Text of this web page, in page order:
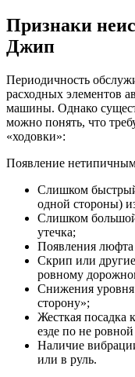
Признаки
Джип
Периодичность
расходных элементов
машины. Однако
можно понять, что
«ходовки»:
Появление
Слишком
одной стороны)
Слишком
утечка;
Появления люфта
Скрип или
ровному
Снижения
сторону»;
Жесткая посадка
езде по не
Наличие
или в руль.